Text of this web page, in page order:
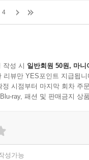
4
작성 시 일반회원 50원, 마니
리뷰만 YES포인트 지급됩니
시점부터 마지막 회차 주
ray, 패션 및 판매금지 상
성가능